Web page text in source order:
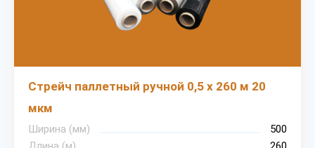
Стрейч паллетный ручной 0,5 х 260 м 20
мкм
Ширина (мм)
500